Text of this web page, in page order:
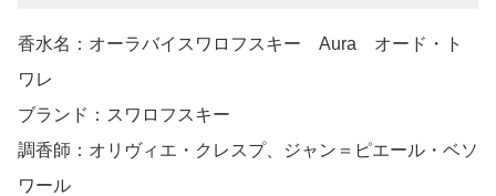
香水名：オーラバイスワロフスキー Aura オード・ト
ワレ
ブランド：スワロフスキー
調香師：オリヴィエ・クレスプ、ジャン＝ピエール・ベソ
ワール